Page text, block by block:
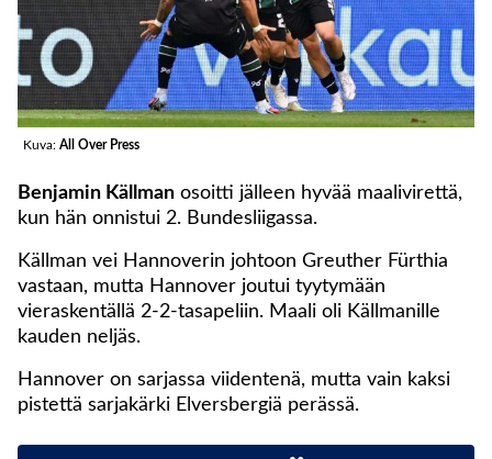
Kuva: All Over Press
Benjamin Källman osoitti jälleen hyvää maalivirettä,
kun hän onnistui 2. Bundesliigassa.
Källman vei Hannoverin johtoon Greuther Fürthia
vastaan, mutta Hannover joutui tyytymään
vieraskentällä 2-2-tasapeliin. Maali oli Källmanille
kauden neljäs.
Hannover on sarjassa viidentenä, mutta vain kaksi
pistettä sarjakärki Elversbergiä perässä.